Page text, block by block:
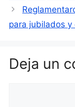
para jubilados
Deja un